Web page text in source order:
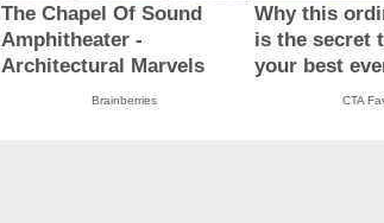
The Chapel Of Sound
Amphitheater -
Architectural Marvels
Brainberries
Why this
is the secret
your best
CTA